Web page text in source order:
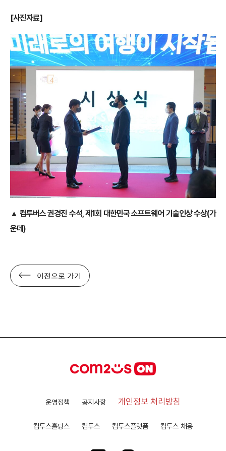
[사진자료]
▲ 컴투버스 권경진 수석, 제1회 대한민국 소프트웨어 기술인상 수상(가
운데)
이전으로 가기
운영정책 공지사항 개인정보 처리방침
컴투스홀딩스 컴투스 컴투스플랫폼 컴투스 채용